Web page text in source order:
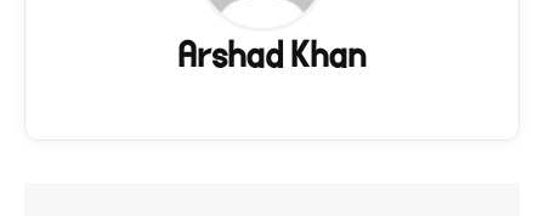
Arshad Khan